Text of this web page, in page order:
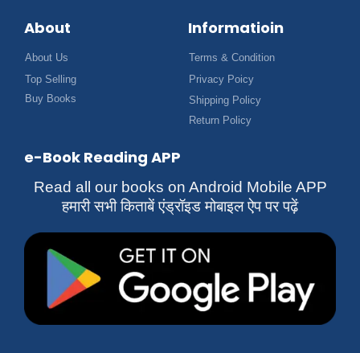
About
About Us
Top Selling
Buy Books
Informatioin
Terms & Condition
Privacy Poicy
Shipping Policy
Return Policy
e-Book Reading APP
Read all our books on Android Mobile APP
हमारी सभी किताबें एंड्रॉइड मोबाइल ऐप पर पढ़ें